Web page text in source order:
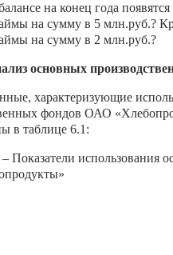
на конец года
на сумму в 5 млн.руб.?
на сумму в 2 млн.руб.?
основных
характеризующие
фондов ОАО
в таблице 6.1:
Показатели использования